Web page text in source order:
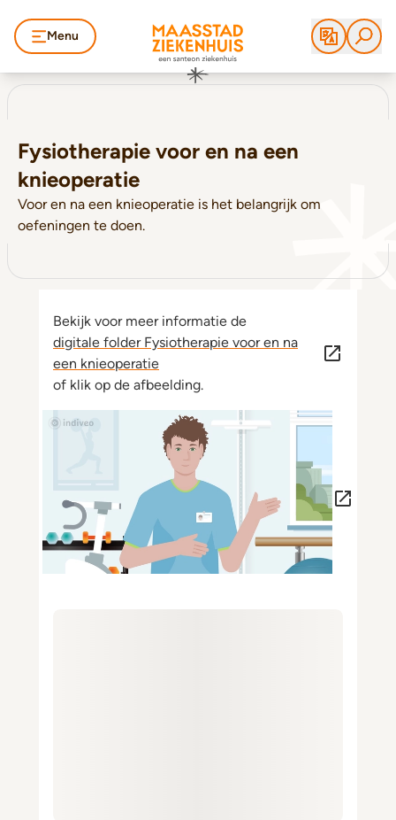
Menu
Fysiotherapie voor en na een
knieoperatie
Voor en na een knieoperatie is het belangrijk om
oefeningen te doen.
Bekijk voor meer informatie de
digitale folder Fysiotherapie voor en na
een knieoperatie
of klik op de afbeelding.